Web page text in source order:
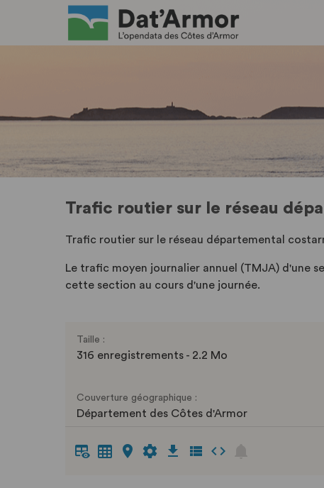
Trafic routier sur le réseau
Trafic routier sur le réseau départemental
Le trafic moyen journalier annuel (TMJA) d'une
cette section au cours d'une journée.
Taille :
316 enregistrements - 2.2 Mo
Couverture géographique :
Département des Côtes d'Armor